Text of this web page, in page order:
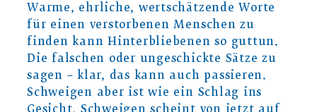
Warme, ehrliche, wertschätzende Worte
für einen verstorbenen Menschen zu
finden kann Hinterbliebenen so guttun.
Die falschen oder ungeschickte Sätze zu
sagen – klar, das kann auch passieren.
Schweigen aber ist wie ein Schlag ins